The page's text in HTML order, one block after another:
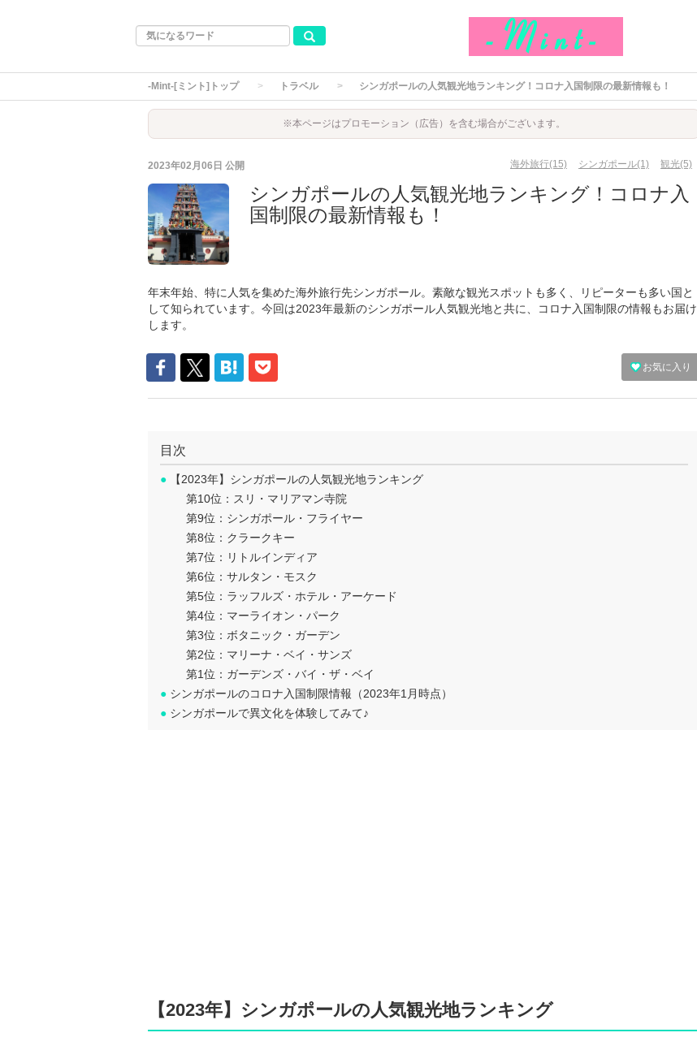
-Mint-[ミント]トップ トラベル シンガポールの人気観光地ランキング！コロナ入国制限の最新情報も！
※本ページはプロモーション（広告）を含む場合がございます。
2023年02月06日 公開 海外旅行(15) シンガポール(1) 観光(5)
シンガポールの人気観光地ランキング！コロナ入
国制限の最新情報も！
年末年始、特に人気を集めた海外旅行先シンガポール。素敵な観光スポットも多く、リピーターも多い国と
して知られています。今回は2023年最新のシンガポール人気観光地と共に、コロナ入国制限の情報もお届け
します。
お気に入り
目次
● 【2023年】シンガポールの人気観光地ランキング
第10位：スリ・マリアマン寺院
第9位：シンガポール・フライヤー
第8位：クラークキー
第7位：リトルインディア
第6位：サルタン・モスク
第5位：ラッフルズ・ホテル・アーケード
第4位：マーライオン・パーク
第3位：ボタニック・ガーデン
第2位：マリーナ・ベイ・サンズ
第1位：ガーデンズ・バイ・ザ・ベイ
● シンガポールのコロナ入国制限情報（2023年1月時点）
● シンガポールで異文化を体験してみて♪
【2023年】シンガポールの人気観光地ランキング